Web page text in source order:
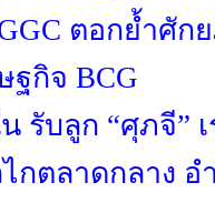
ตอกย้ำศัก
ฐกิจ BCG
รับลูก “ศุภจี” เ
กตลาดกลาง